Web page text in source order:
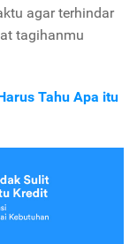
agar terhindar
tagihanmu
Tahu Apa itu